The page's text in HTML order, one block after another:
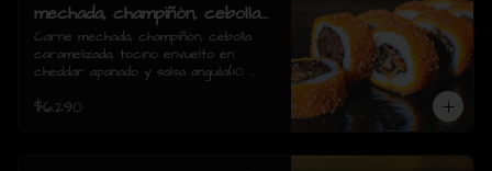
mechada, champiñón, cebolla
caramelizada, tocino envuelto
en cheddar apanado y salsa
Carne mechada, champiñón, cebolla
caramelizada, tocino envuelto en
cheddar apanado y salsa anguila(10
$6.290